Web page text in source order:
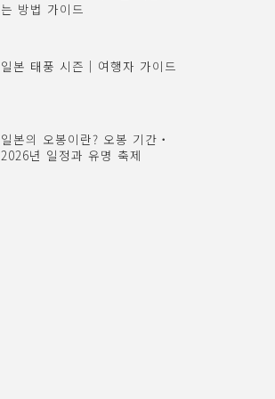
는 방법 가이드
일본 태풍 시즌｜여행자 가이드
일본의 오봉이란? 오봉 기간・
2026년 일정과 유명 축제